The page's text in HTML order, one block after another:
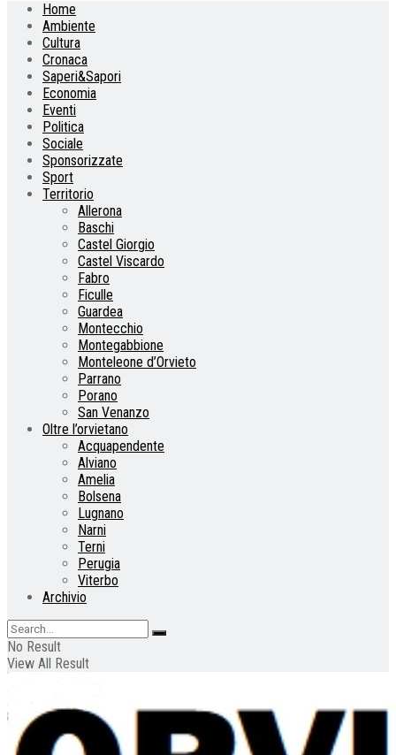
Home
Ambiente
Cultura
Cronaca
Saperi&Sapori
Economia
Eventi
Politica
Sociale
Sponsorizzate
Sport
Territorio
Allerona
Baschi
Castel Giorgio
Castel Viscardo
Fabro
Ficulle
Guardea
Montecchio
Montegabbione
Monteleone d’Orvieto
Parrano
Porano
San Venanzo
Oltre l’orvietano
Acquapendente
Alviano
Amelia
Bolsena
Lugnano
Narni
Terni
Perugia
Viterbo
Archivio
No Result
View All Result